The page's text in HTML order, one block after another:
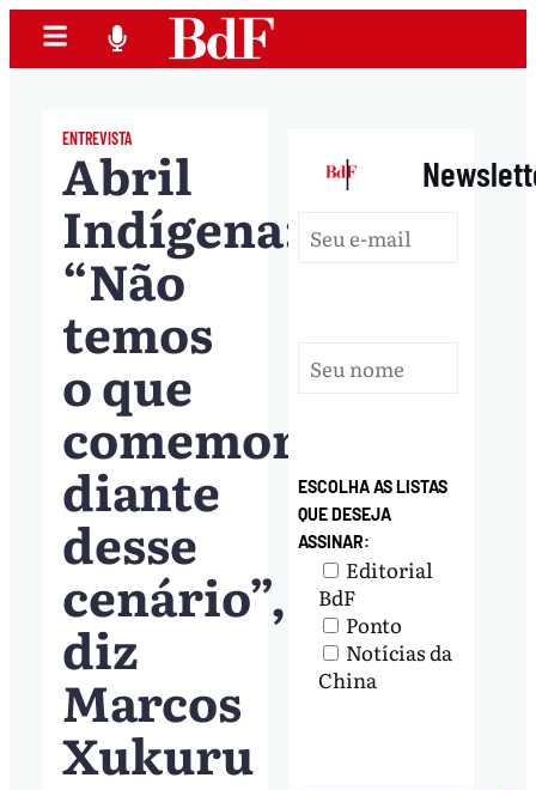
ENTREVISTA
Abril
Indígena:
“Não
temos
o que
comemorar
diante
desse
cenário”,
diz
Marcos
Xukuru
|
ESCOLHA AS LISTAS
QUE DESEJA
ASSINAR:
Editorial
BdF
Ponto
Notícias da
China